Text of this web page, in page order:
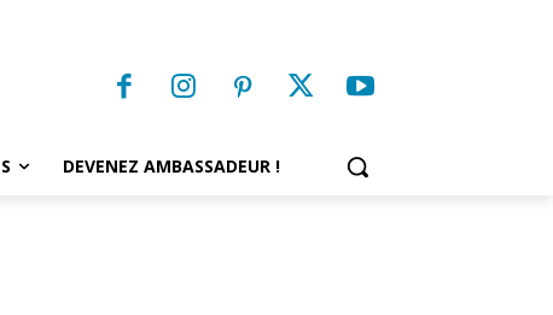
DEVENEZ AMBASSADEUR !